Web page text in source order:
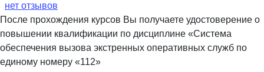
нет отзывов
После прохождения курсов Вы получаете удостоверение о
повышении квалификации по дисциплине «Система
обеспечения вызова экстренных оперативных служб по
единому номеру «112»